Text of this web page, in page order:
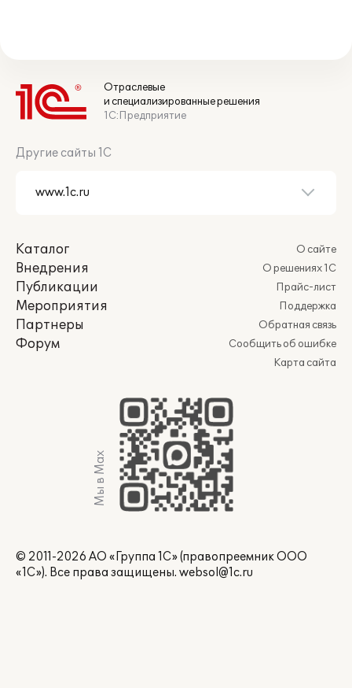
Отраслевые
и специализированные решения
1С:Предприятие
Другие сайты 1С
Каталог
Внедрения
Публикации
Мероприятия
Партнеры
Форум
О сайте
О решениях 1С
Прайс-лист
Поддержка
Обратная связь
Сообщить об ошибке
Карта сайта
Мы в Max
© 2011-2026 АО «Группа 1С» (правопреемник ООО
«1С»). Все права защищены. websol@1c.ru